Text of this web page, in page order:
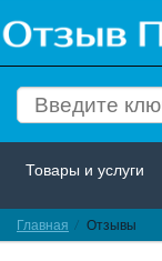
Товары и услуги
Красота и здоровье
Главная Отзывы